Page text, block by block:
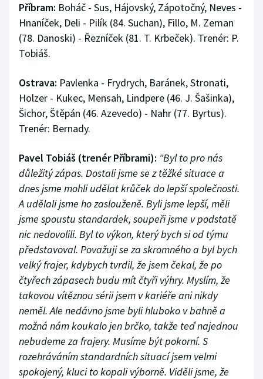
Příbram: Boháč - Sus, Hájovský, Zápotočný, Neves -
Hnaníček, Deli - Pilík (84. Suchan), Fillo, M. Zeman
(78. Danoski) - Řezníček (81. T. Krbeček). Trenér: P.
Tobiáš.
Ostrava: Pavlenka - Frydrych, Baránek, Stronati,
Holzer - Kukec, Mensah, Lindpere (46. J. Šašinka),
Šichor, Štěpán (46. Azevedo) - Nahr (77. Byrtus).
Trenér: Bernady.
Pavel Tobiáš (trenér Příbrami): "Byl to pro nás
důležitý zápas. Dostali jsme se z těžké situace a
dnes jsme mohli udělat krůček do lepší společnosti.
A udělali jsme ho zaslouženě. Byli jsme lepší, měli
jsme spoustu standardek, soupeři jsme v podstatě
nic nedovolili. Byl to výkon, který bych si od týmu
představoval. Považuji se za skromného a byl bych
velký frajer, kdybych tvrdil, že jsem čekal, že po
čtyřech zápasech budu mít čtyři výhry. Myslím, že
takovou vítěznou sérii jsem v kariéře ani nikdy
neměl. Ale nedávno jsme byli hluboko v bahně a
možná nám koukalo jen brčko, takže teď najednou
nebudeme za frajery. Musíme být pokorní. S
rozehráváním standardních situací jsem velmi
spokojený, kluci to kopali výborně. Viděli jsme, že